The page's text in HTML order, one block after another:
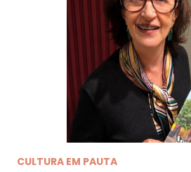
CULTURA EM PAUTA